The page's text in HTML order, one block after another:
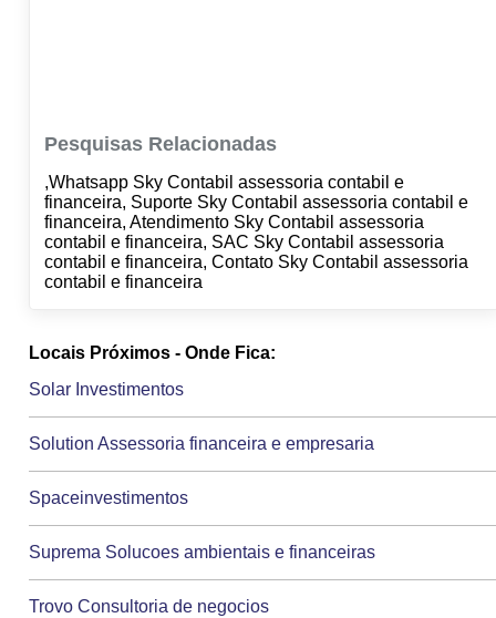
Pesquisas Relacionadas
,Whatsapp Sky Contabil assessoria contabil e
financeira, Suporte Sky Contabil assessoria contabil e
financeira, Atendimento Sky Contabil assessoria
contabil e financeira, SAC Sky Contabil assessoria
contabil e financeira, Contato Sky Contabil assessoria
contabil e financeira
Locais Próximos - Onde Fica:
Solar Investimentos
Solution Assessoria financeira e empresaria
Spaceinvestimentos
Suprema Solucoes ambientais e financeiras
Trovo Consultoria de negocios